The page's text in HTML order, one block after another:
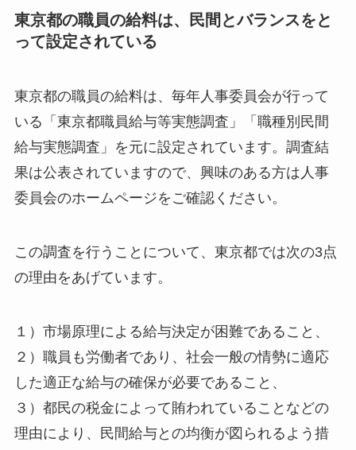
東京都の職員の給料は、民間とバランスをと
って設定されている
東京都の職員の給料は、毎年人事委員会が行って
いる「東京都職員給与等実態調査」「職種別民間
給与実態調査」を元に設定されています。調査結
果は公表されていますので、興味のある方は人事
委員会のホームページをご確認ください。
この調査を行うことについて、東京都では次の3点
の理由をあげています。
１）市場原理による給与決定が困難であること、
２）職員も労働者であり、社会一般の情勢に適応
した適正な給与の確保が必要であること、
３）都民の税金によって賄われていることなどの
理由により、民間給与との均衡が図られるよう措